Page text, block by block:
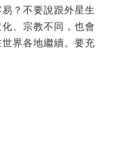
？不要說跟外星生
、宗教不同，也會
界各地繼續。要充